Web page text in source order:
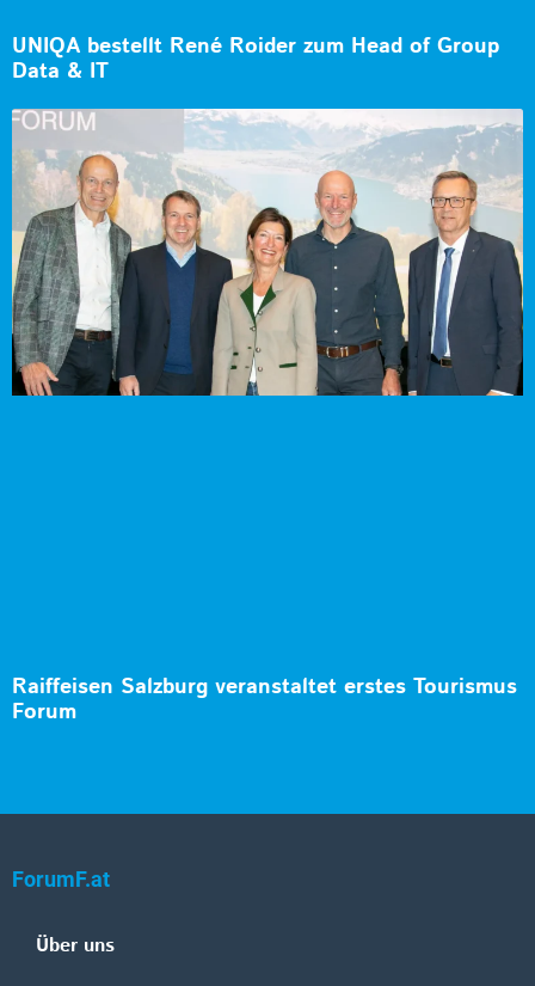
UNIQA bestellt René Roider zum Head of Group
Data & IT
Raiffeisen Salzburg veranstaltet erstes Tourismus
Forum
ForumF.at
Über uns